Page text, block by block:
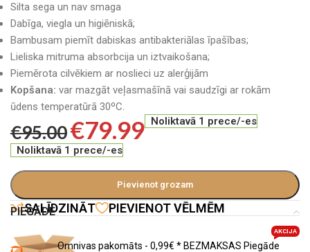
Silta sega un nav smaga
Dabīga, viegla un higiēniskā;
Bambusam piemīt dabiskas antibakteriālas īpašības;
Lieliska mitruma absorbcija un iztvaikošana;
Piemērota cilvēkiem ar noslieci uz alerģijām
Kopšana: var mazgāt veļasmašīnā vai saudzīgi ar rokām
ūdens temperatūrā 30ºC.
€95.00€79.99 Noliktavā 1 prece/-es
Noliktavā 1 prece/-es
Pievienot grozam
SALĪDZINĀT PIEVIENOT VĒLMĒM
PIEGĀDE
Omnivas pakomāts - 0,99€ * BEZMAKSAS Piegāde
AKCIJA